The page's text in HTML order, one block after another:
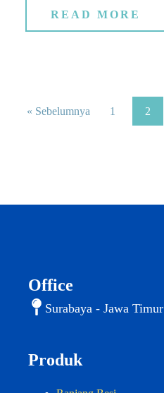
READ MORE
« Sebelumnya 1 2
Office
Surabaya - Jawa Timur
Produk